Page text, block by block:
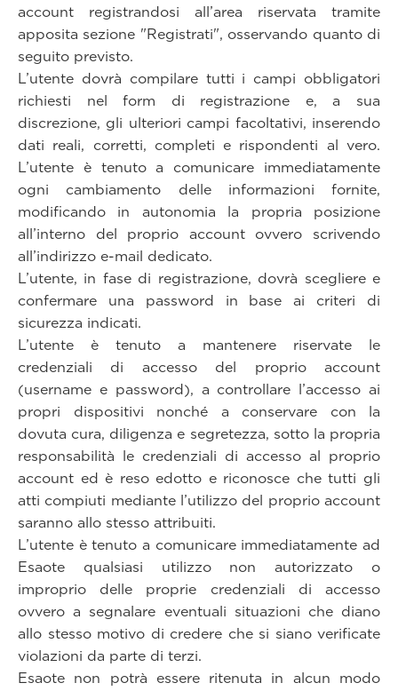
account registrandosi all’area riservata tramite
apposita sezione "Registrati", osservando quanto di
seguito previsto.
L’utente dovrà compilare tutti i campi obbligatori
richiesti nel form di registrazione e, a sua
discrezione, gli ulteriori campi facoltativi, inserendo
dati reali, corretti, completi e rispondenti al vero.
L’utente è tenuto a comunicare immediatamente
ogni cambiamento delle informazioni fornite,
modificando in autonomia la propria posizione
all’interno del proprio account ovvero scrivendo
all’indirizzo e-mail dedicato.
L’utente, in fase di registrazione, dovrà scegliere e
confermare una password in base ai criteri di
sicurezza indicati.
L’utente è tenuto a mantenere riservate le
credenziali di accesso del proprio account
(username e password), a controllare l’accesso ai
propri dispositivi nonché a conservare con la
dovuta cura, diligenza e segretezza, sotto la propria
responsabilità le credenziali di accesso al proprio
account ed è reso edotto e riconosce che tutti gli
atti compiuti mediante l’utilizzo del proprio account
saranno allo stesso attribuiti.
L’utente è tenuto a comunicare immediatamente ad
Esaote qualsiasi utilizzo non autorizzato o
improprio delle proprie credenziali di accesso
ovvero a segnalare eventuali situazioni che diano
allo stesso motivo di credere che si siano verificate
violazioni da parte di terzi.
Esaote non potrà essere ritenuta in alcun modo